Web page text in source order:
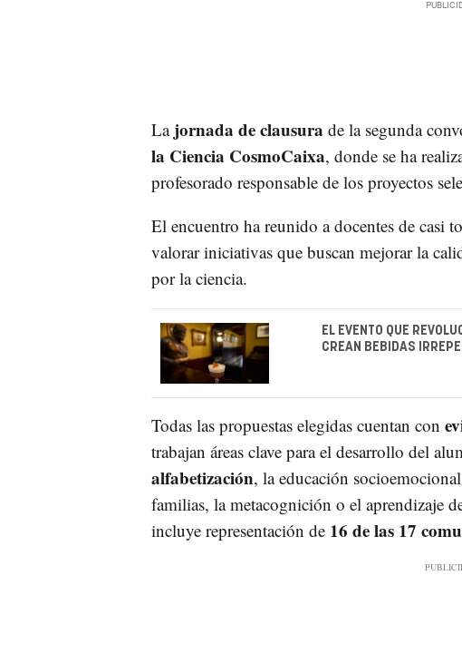
La jornada de clausura de la segunda
la Ciencia CosmoCaixa, donde se ha
profesorado responsable de los proyectos
El encuentro ha reunido a docentes de casi
valorar iniciativas que buscan mejorar la
por la ciencia.
EL EVENTO QUE
CREAN BEBIDAS
Todas las propuestas elegidas cuentan con
trabajan áreas clave para el desarrollo del
alfabetización, la educación
familias, la metacognición o el aprendizaje
incluye representación de 16 de las 17